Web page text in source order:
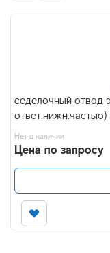
седелочный отвод
ответ.нижн.частью)
Нет в наличии
Цена по запросу